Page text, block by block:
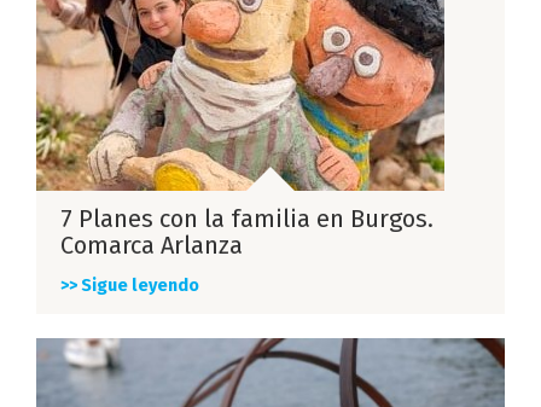
7 Planes con la familia en Burgos.
Comarca Arlanza
>> Sigue leyendo